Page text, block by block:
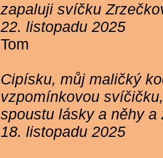
zapaluji svíčku
22. listopadu 2025
Tom
Cipísku, můj maličký
vzpomínkovou
spoustu lásky a něhy
18. listopadu 2025